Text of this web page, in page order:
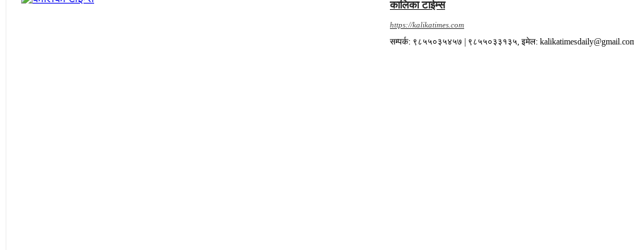
कालिका टाईम्स
https://kalikatimes.com
सम्पर्क: ९८५५०३५४५७ | ९८५५०३३१३५, इमेल: